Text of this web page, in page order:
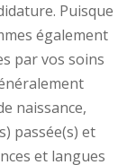
Puisque
également
par vos soins
naissance,
passée(s) et
et langues